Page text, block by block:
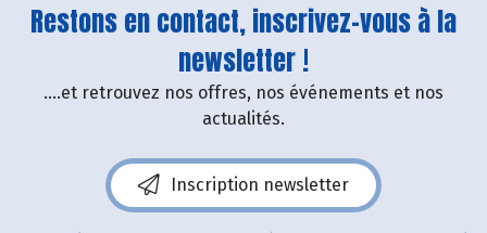
Restons en contact, inscrivez-vous à la
newsletter !
....et retrouvez nos offres, nos événements et nos
actualités.
Inscription newsletter